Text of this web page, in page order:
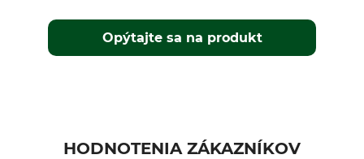
Opýtajte sa na produkt
HODNOTENIA ZÁKAZNÍKOV